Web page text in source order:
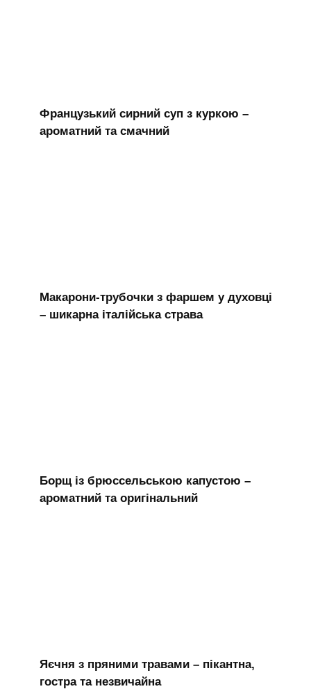
Французький сирний суп з куркою –
ароматний та смачний
Макарони-трубочки з фаршем у духовці
– шикарна італійська страва
Борщ із брюссельською капустою –
ароматний та оригінальний
Яєчня з пряними травами – пікантна,
гостра та незвичайна